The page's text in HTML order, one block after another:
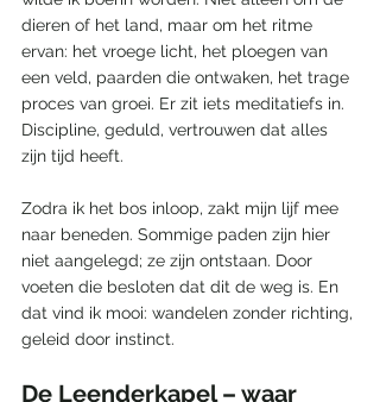
dieren of het land, maar om het ritme
ervan: het vroege licht, het ploegen van
een veld, paarden die ontwaken, het trage
proces van groei. Er zit iets meditatiefs in.
Discipline, geduld, vertrouwen dat alles
zijn tijd heeft.
Zodra ik het bos inloop, zakt mijn lijf mee
naar beneden. Sommige paden zijn hier
niet aangelegd; ze zijn ontstaan. Door
voeten die besloten dat dit de weg is. En
dat vind ik mooi: wandelen zonder richting,
geleid door instinct.
De Leenderkapel – waar